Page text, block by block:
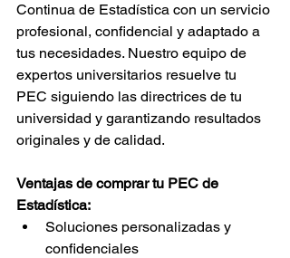
Continua de Estadística con un servicio
profesional, confidencial y adaptado a
tus necesidades. Nuestro equipo de
expertos universitarios resuelve tu
PEC siguiendo las directrices de tu
universidad y garantizando resultados
originales y de calidad.
Ventajas de comprar tu PEC de
Estadística:
Soluciones personalizadas y
confidenciales